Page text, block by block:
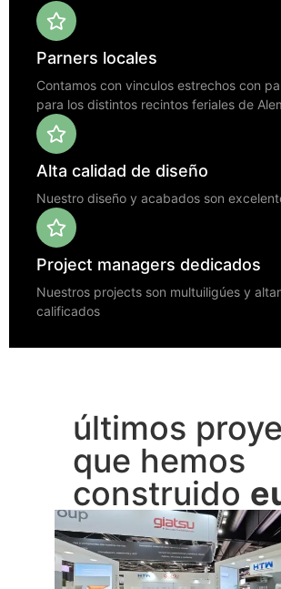
Parners locales
Contamos con vinculos estrechos con
para los distintos recintos feriales de
Alta calidad de diseño
Nuestro diseño y acabados son
Project managers dedicados
Nuestros projects son multuiligúes y
calificados
últimos
que hemos
construido